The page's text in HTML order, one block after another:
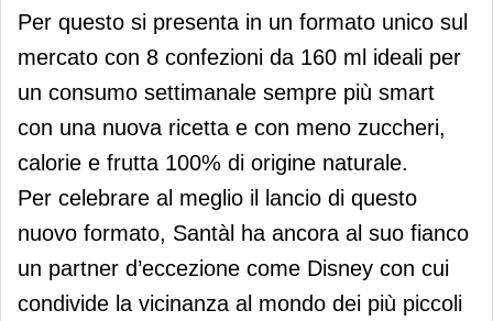
Per questo si presenta in un formato unico sul
mercato con 8 confezioni da 160 ml ideali per
un consumo settimanale sempre più smart
con una nuova ricetta e con meno zuccheri,
calorie e frutta 100% di origine naturale.
Per celebrare al meglio il lancio di questo
nuovo formato, Santàl ha ancora al suo fianco
un partner d’eccezione come Disney con cui
condivide la vicinanza al mondo dei più piccoli